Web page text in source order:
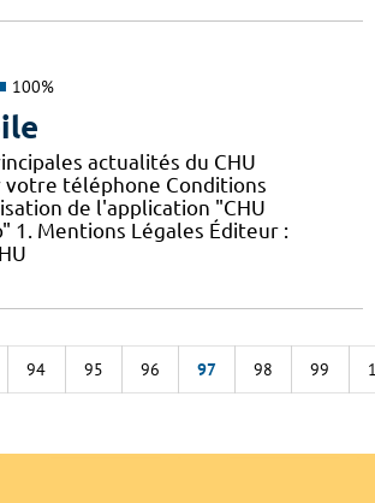
100%
actualités du CHU
téléphone Conditions
de l'application "CHU
1. Mentions Légales Éditeur :
94 95 96 97 98 99